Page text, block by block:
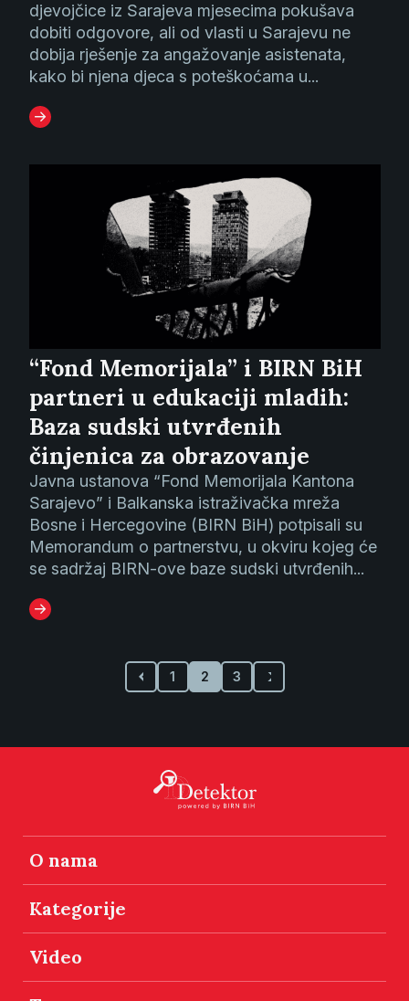
djevojčice iz Sarajeva mjesecima pokušava
dobiti odgovore, ali od vlasti u Sarajevu ne
dobija rješenje za angažovanje asistenata,
kako bi njena djeca s poteškoćama u...
“Fond Memorijala” i BIRN BiH
partneri u edukaciji mladih:
Baza sudski utvrđenih
činjenica za obrazovanje
Javna ustanova “Fond Memorijala Kantona
Sarajevo” i Balkanska istraživačka mreža
Bosne i Hercegovine (BIRN BiH) potpisali su
Memorandum o partnerstvu, u okviru kojeg će
se sadržaj BIRN-ove baze sudski utvrđenih...
1 2 3
O nama
Kategorije
Video